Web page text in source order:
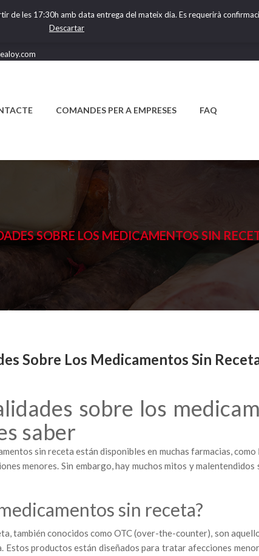
les 17:30h amb data entrega del mateix dia. Es requerirà
Descartar
COMANDES PER A EMPRESES FAQ
SOBRE LOS MEDICAMENTOS SIN
Sobre Los Medicamentos Sin
sobre los
saber
sin receta están disponibles en muchas farmacias, como
menores. Sin embargo, hay muchos mitos y
sin receta?
también conocidos como OTC (over-the-counter), son
Estos productos están diseñados para tratar afecciones